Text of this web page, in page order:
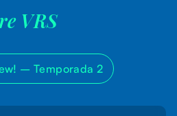
VRS
–Temporada 2